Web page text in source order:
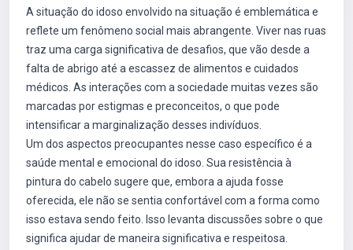
A situação do idoso envolvido na situação é emblemática e
reflete um fenômeno social mais abrangente. Viver nas ruas
traz uma carga significativa de desafios, que vão desde a
falta de abrigo até a escassez de alimentos e cuidados
médicos. As interações com a sociedade muitas vezes são
marcadas por estigmas e preconceitos, o que pode
intensificar a marginalização desses indivíduos.
Um dos aspectos preocupantes nesse caso específico é a
saúde mental e emocional do idoso. Sua resistência à
pintura do cabelo sugere que, embora a ajuda fosse
oferecida, ele não se sentia confortável com a forma como
isso estava sendo feito. Isso levanta discussões sobre o que
significa ajudar de maneira significativa e respeitosa.